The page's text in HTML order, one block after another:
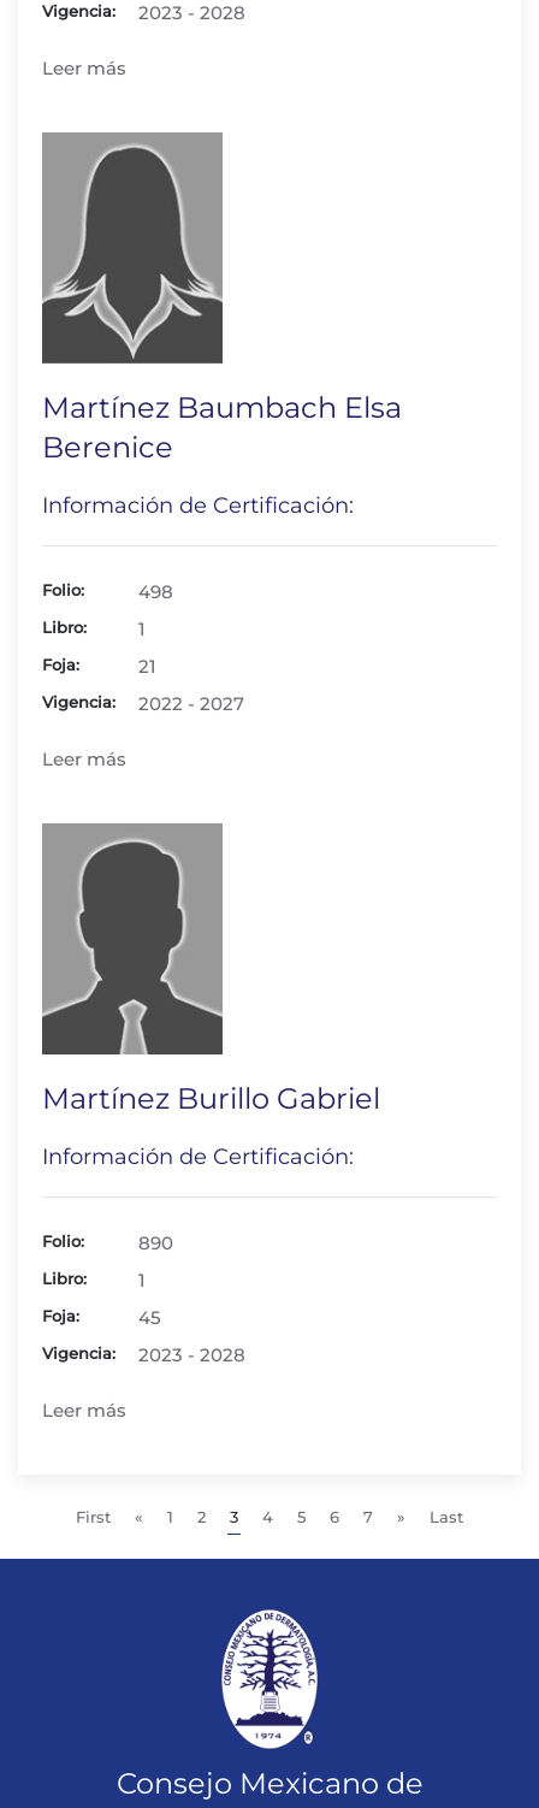
Vigencia: 2023 - 2028
Leer más
Martínez Baumbach Elsa
Berenice
Información de Certificación:
Folio: 498
Libro: 1
Foja: 21
Vigencia: 2022 - 2027
Leer más
Martínez Burillo Gabriel
Información de Certificación:
Folio: 890
Libro: 1
Foja: 45
Vigencia: 2023 - 2028
Leer más
First « 1 2 3 4 5 6 7 » Last
Consejo Mexicano de